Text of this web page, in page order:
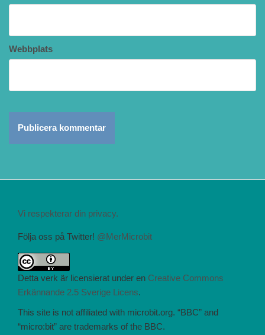
Webbplats
Vi respekterar din privacy.
Följa oss på Twitter! @MerMicrobit
Detta verk är licensierat under en Creative Commons
Erkännande 2.5 Sverige Licens.
This site is not affiliated with microbit.org. “BBC” and
“micro:bit” are trademarks of the BBC.